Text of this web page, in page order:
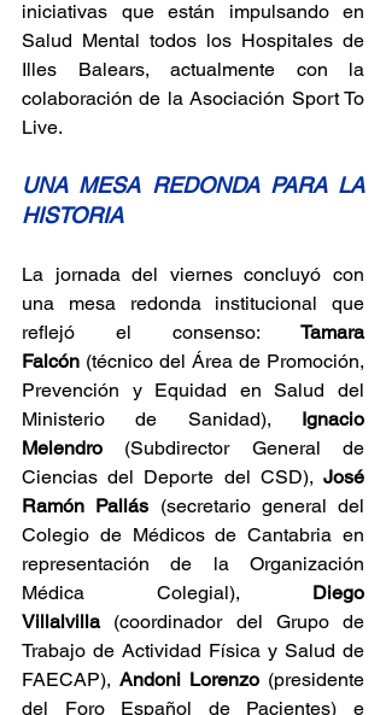
iniciativas que están impulsando en
Salud Mental todos los Hospitales de
Illes Balears, actualmente con la
colaboración de la Asociación Sport To
Live.
UNA MESA REDONDA PARA LA
HISTORIA
La jornada del viernes concluyó con
una mesa redonda institucional que
reflejó el consenso: Tamara
Falcón (técnico del Área de Promoción,
Prevención y Equidad en Salud del
Ministerio de Sanidad), Ignacio
Melendro (Subdirector General de
Ciencias del Deporte del CSD), José
Ramón Pallás (secretario general del
Colegio de Médicos de Cantabria en
representación de la Organización
Médica Colegial), Diego
Villalvilla (coordinador del Grupo de
Trabajo de Actividad Física y Salud de
FAECAP), Andoni Lorenzo (presidente